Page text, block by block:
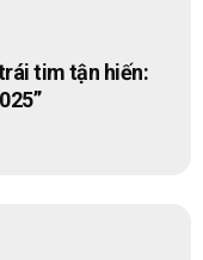
tim tận hiến: